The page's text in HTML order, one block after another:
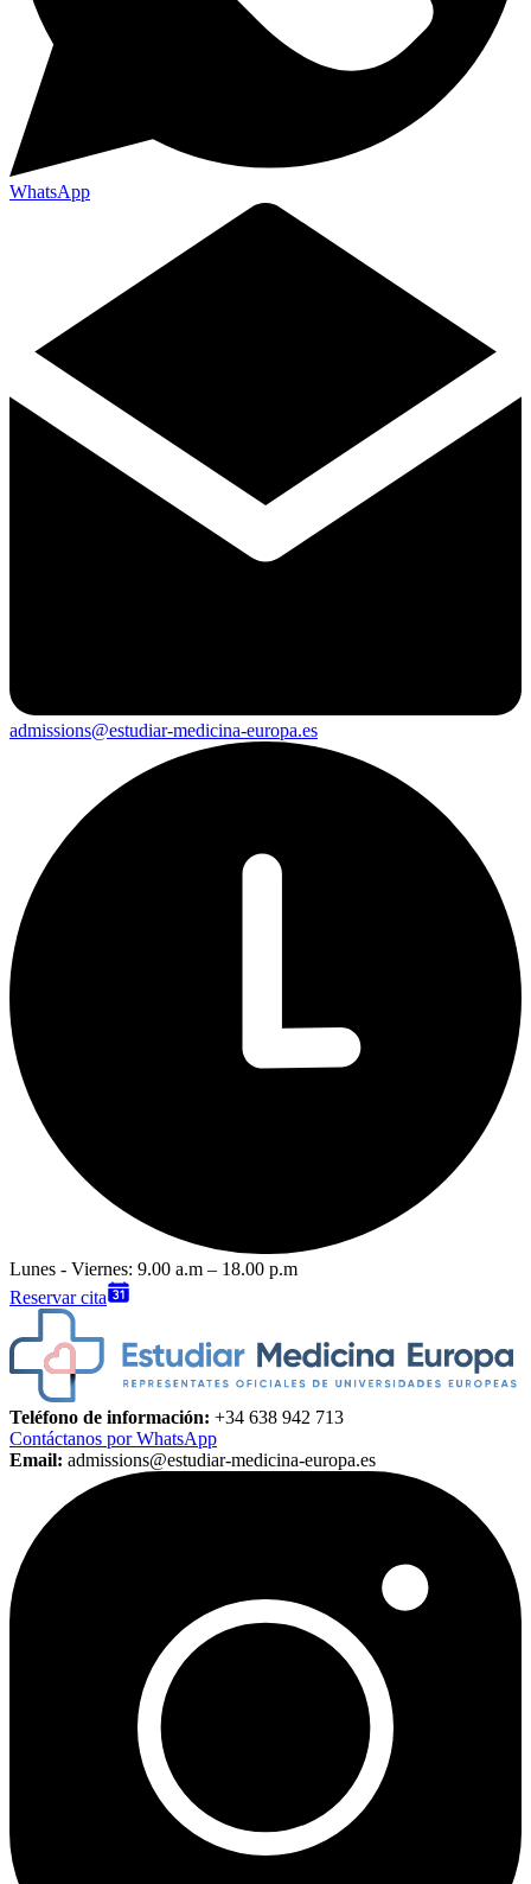
WhatsApp
admissions@estudiar-medicina-europa.es
Lunes - Viernes: 9.00 a.m – 18.00 p.m
Reservar cita
Teléfono de información: +34 638 942 713
Contáctanos por WhatsApp
Email: admissions@estudiar-medicina-europa.es